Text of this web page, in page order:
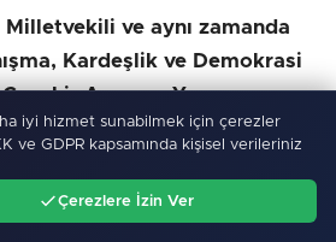
Milletvekili ve aynı zamanda
Kardeşlik ve Demokrasi
Asuman Yazmacı,
ile ilgili Gazeteci Cengiz
bulundu. Sürece sadece
ifade eden
ve ayrışmanın bu
iyi hizmet sunabilmek için çerezler
ve GDPR kapsamında kişisel verileriniz
Çerezlere İzin Ver
Ara Menü